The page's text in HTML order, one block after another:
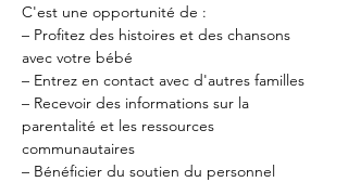
C'est une opportunité de :
– Profitez des histoires et des chansons
avec votre bébé
– Entrez en contact avec d'autres familles
– Recevoir des informations sur la
parentalité et les ressources
communautaires
– Bénéficier du soutien du personnel